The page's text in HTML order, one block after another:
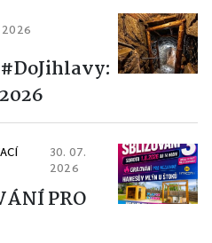
30. 07.
2026
PRO